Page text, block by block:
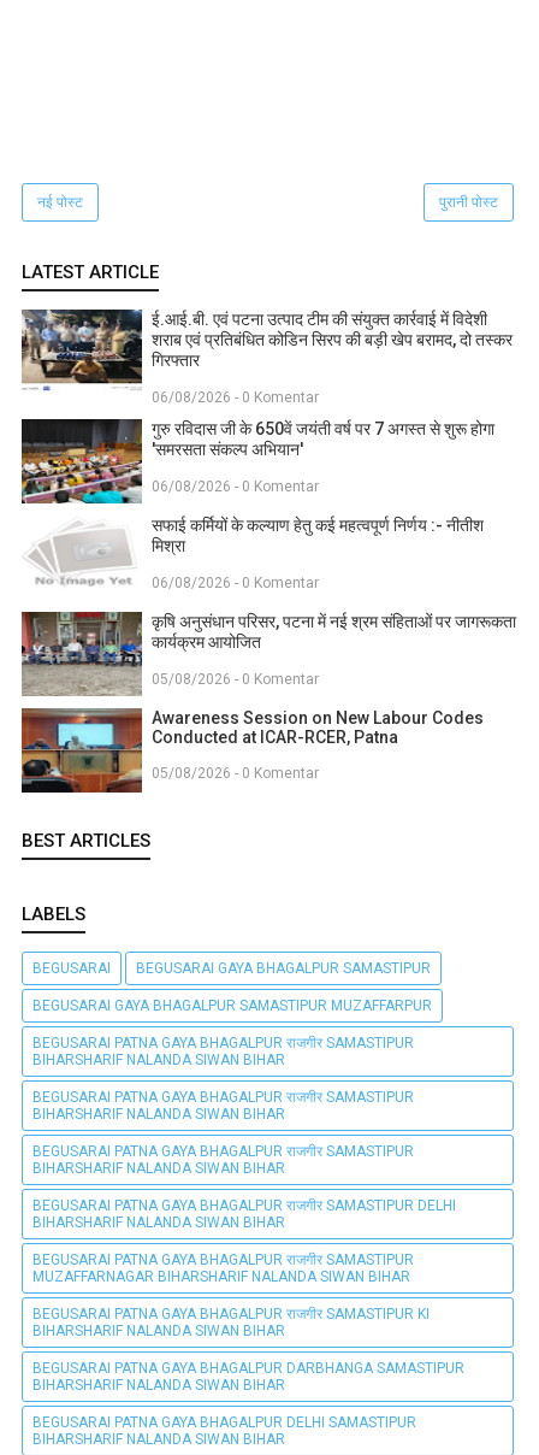
नई पोस्ट पुरानी पोस्ट
LATEST ARTICLE
ई.आई.बी. एवं पटना उत्पाद टीम की संयुक्त कार्रवाई में विदेशी
शराब एवं प्रतिबंधित कोडिन सिरप की बड़ी खेप बरामद, दो तस्कर
गिरफ्तार
06/08/2026 - 0 Komentar
गुरु रविदास जी के 650वें जयंती वर्ष पर 7 अगस्त से शुरू होगा
'समरसता संकल्प अभियान'
06/08/2026 - 0 Komentar
सफाई कर्मियों के कल्याण हेतु कई महत्वपूर्ण निर्णय :- नीतीश
मिश्रा
06/08/2026 - 0 Komentar
कृषि अनुसंधान परिसर, पटना में नई श्रम संहिताओं पर जागरूकता
कार्यक्रम आयोजित
05/08/2026 - 0 Komentar
Awareness Session on New Labour Codes
Conducted at ICAR-RCER, Patna
05/08/2026 - 0 Komentar
BEST ARTICLES
LABELS
BEGUSARAI BEGUSARAI GAYA BHAGALPUR SAMASTIPUR
BEGUSARAI GAYA BHAGALPUR SAMASTIPUR MUZAFFARPUR
BEGUSARAI PATNA GAYA BHAGALPUR राजगीर SAMASTIPUR
BIHARSHARIF NALANDA SIWAN BIHAR
BEGUSARAI PATNA GAYA BHAGALPUR राजगीर SAMASTIPUR
BIHARSHARIF NALANDA SIWAN BIHAR
BEGUSARAI PATNA GAYA BHAGALPUR राजगीर SAMASTIPUR
BIHARSHARIF NALANDA SIWAN BIHAR
BEGUSARAI PATNA GAYA BHAGALPUR राजगीर SAMASTIPUR DELHI
BIHARSHARIF NALANDA SIWAN BIHAR
BEGUSARAI PATNA GAYA BHAGALPUR राजगीर SAMASTIPUR
MUZAFFARNAGAR BIHARSHARIF NALANDA SIWAN BIHAR
BEGUSARAI PATNA GAYA BHAGALPUR राजगीर SAMASTIPUR KI
BIHARSHARIF NALANDA SIWAN BIHAR
BEGUSARAI PATNA GAYA BHAGALPUR DARBHANGA SAMASTIPUR
BIHARSHARIF NALANDA SIWAN BIHAR
BEGUSARAI PATNA GAYA BHAGALPUR DELHI SAMASTIPUR
BIHARSHARIF NALANDA SIWAN BIHAR